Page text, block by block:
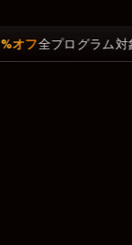
全プログラム対象。